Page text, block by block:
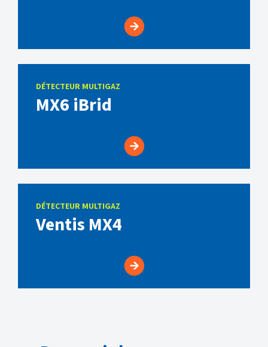
DÉTECTEUR MULTIGAZ
MX6 iBrid
DÉTECTEUR MULTIGAZ
Ventis MX4